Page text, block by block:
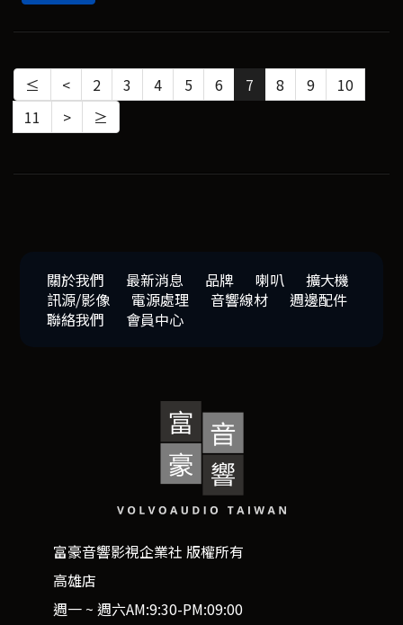
≤ < 2 3 4 5 6 7 8 9
10
11
> ≥
關於我們 最新消息 品牌 喇叭
擴大機
訊源/影像
電源處理 音響線材
週邊配件
聯絡我們
會員中心
富豪音響影視企業社 版權所有
高雄店
週一 ~ 週六AM:9:30-PM:09:00